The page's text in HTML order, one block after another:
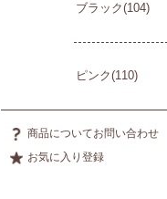
ブラック(104)
ピンク(110)